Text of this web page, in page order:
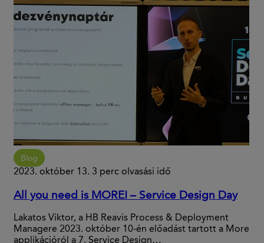
Blog
2023. október 13. 3 perc olvasási idő
All you need is MORE! – Service Design Day
Lakatos Viktor, a HB Reavis Process & Deployment
Managere 2023. október 10-én előadást tartott a More
applikációról a 7. Service Design…